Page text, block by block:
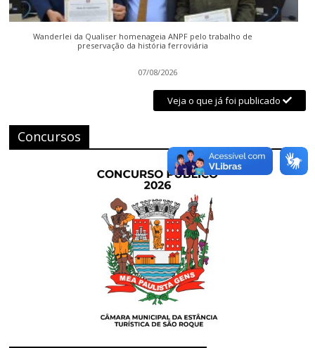
Wanderlei da Qualiser homenageia ANPF pelo trabalho de
preservação da história ferroviária
07/08/2026
Veja o que já foi publicado
Concursos